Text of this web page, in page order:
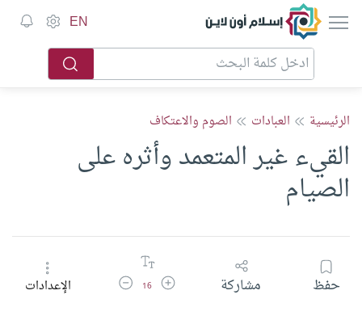
إسلام أون لاين EN
الرئيسية العبادات الصوم والاعتكاف
القيء غير المتعمد وأثره على
الصيام
حفظ مشاركة زيادة حجم الخط
16 تقليل حجم الخطالإعدادات